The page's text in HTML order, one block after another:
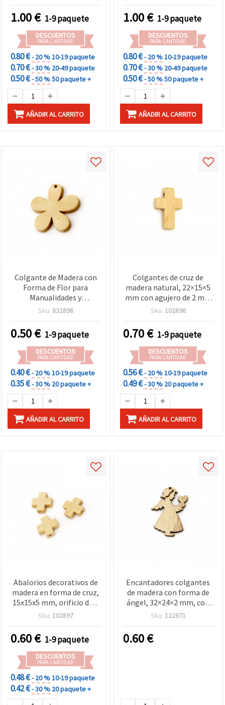
1.00€ 1-9 paquete
DESCUENTOS
PARA CANTIDAD
0.80 €- 20 %10-19 paquete
0.70 €- 30 % 20-49 paquete
0.50 €- 50 %50 paquete +
AÑADIR AL CARRITO
1.00€ 1-9 paquete
DESCUENTOS
PARA CANTIDAD
0.80 €- 20 %10-19 paquete
0.70 €- 30 % 20-49 paquete
0.50 €- 50 %50 paquete +
AÑADIR AL CARRITO
Colgante de Madera con
Forma de Flor para
Manualidades y
Decoración, Color Madera
Agujero 1,5 mm - 5 piezas
Sku: 832898
0.50€ 1-9 paquete
DESCUENTOS
PARA CANTIDAD
0.40 €- 20 %10-19 paquete
0.35 €- 30 % 20 paquete +
AÑADIR AL CARRITO
Colgantes de cruz de
madera natural, 22×15×5
mm con agujero de 2 mm
– Lote de 10 piezas únicas
bisutería y manualidades
DIY
Sku: 102896
0.70€ 1-9 paquete
DESCUENTOS
PARA CANTIDAD
0.56 €- 20 %10-19 paquete
0.49 €- 30 % 20 paquete +
AÑADIR AL CARRITO
Abalorios decorativos de
madera en forma de cruz,
15x15x5 mm, orificio de 2
mm, color natural, pack
pulseras, collares,
manualidades y
decoración DIY
Sku: 102897
0.60€ 1-9 paquete
DESCUENTOS
PARA CANTIDAD
0.48 €- 20 %10-19 paquete
0.42 €- 30 % 20 paquete +
Encantadores colgantes
de madera con forma de
ángel, 32×24×2 mm, con
agujero de 1 mm – Pack de
manualidades creativas
Sku: 122671
0.60€